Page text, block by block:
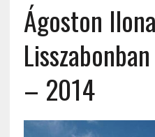
Ágoston
– 2014